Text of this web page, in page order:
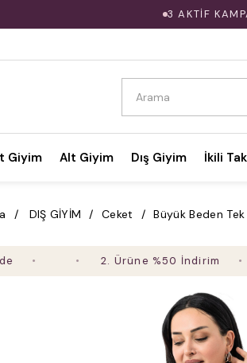
3 AKTİF
Giyim Alt Giyim Dış Giyim İkili
DIŞ GİYİM Ceket Büyük Beden
2. Ürüne %50 İndirim